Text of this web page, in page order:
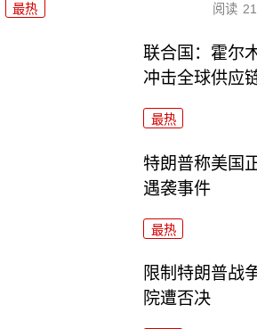
最热 阅读
联合国：霍尔
冲击全球供应
最热
特朗普称美国
遇袭事件
最热
限制特朗普战
院遭否决